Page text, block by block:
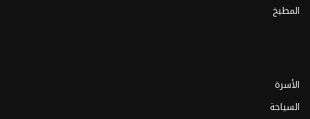
المطبخ
الأسرة
السياحة